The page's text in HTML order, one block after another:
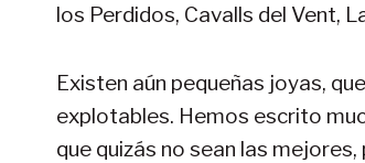
los Perdidos, Cavalls del Vent,
Existen aún pequeñas joyas,
explotables. Hemos escrito
que quizás no sean las